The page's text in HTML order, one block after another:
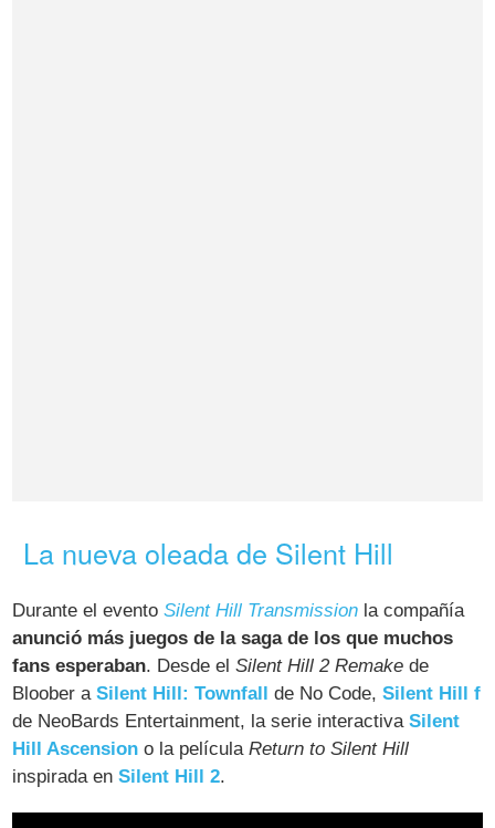
La nueva oleada de Silent Hill
Durante el eventoSilent Hill Transmission la compañía
anunció más juegos de la saga de los que muchos
fans esperaban. Desde elSilent Hill 2 Remake de
Bloober aSilent Hill: Townfall de No Code,Silent Hill f
de NeoBards Entertainment, la serie interactivaSilent
Hill Ascension o la películaReturn to Silent Hill
inspirada enSilent Hill 2.